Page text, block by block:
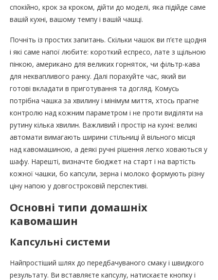
спокійно, крок за кроком, дійти до моделі, яка підійде саме
вашій кухні, вашому темпу і вашій чашці.
Почніть із простих запитань. Скільки чашок ви п’єте щодня
і які саме напої любите: короткий еспресо, лате з щільною
пінкою, американо для великих горняток, чи фільтр-кава
для неквапливого ранку. Далі порахуйте час, який ви
готові вкладати в приготування та догляд. Комусь
потрібна чашка за хвилину і мінімум миття, хтось прагне
контролю над кожним параметром і не проти виділяти на
рутину кілька хвилин. Важливий і простір на кухні: великі
автомати вимагають ширини стільниці й вільного місця
над кавомашиною, а деякі ручні рішення легко ховаються у
шафу. Нарешті, визначте бюджет на старт і на вартість
кожної чашки, бо капсули, зерна і молоко формують різну
ціну напою у довгостроковій перспективі.
Основні типи домашніх
кавомашин
Капсульні системи
Найпростіший шлях до передбачуваного смаку і швидкого
результату. Ви вставляєте капсулу, натискаєте кнопку і